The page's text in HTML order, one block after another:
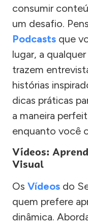
consumir
um desafio.
Podcasts que
lugar, a
trazem
histórias
dicas práticas
a maneira
enquanto você
Vídeos:
Visual
Os Vídeos do
quem prefere
dinâmica.